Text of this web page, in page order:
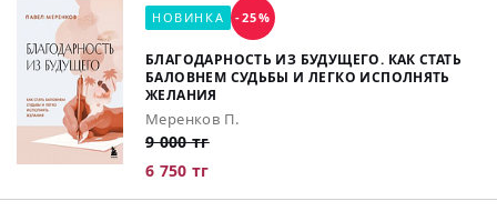
НОВИНКА -25%
БЛАГОДАРНОСТЬ ИЗ БУДУЩЕГО. КАК СТАТЬ
БАЛОВНЕМ СУДЬБЫ И ЛЕГКО ИСПОЛНЯТЬ
ЖЕЛАНИЯ
Меренков П.
9 000 тг
6 750 тг